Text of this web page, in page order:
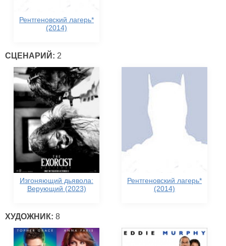
Рентгеновский лагерь*
(2014)
СЦЕНАРИЙ: 2
Изгоняющий дьявола:
Верующий (2023)
Рентгеновский лагерь*
(2014)
ХУДОЖНИК: 8